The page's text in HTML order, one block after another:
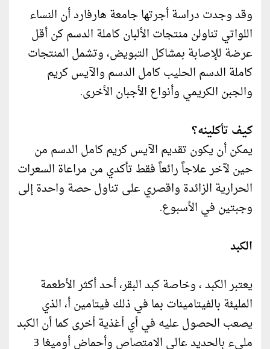
وقد وجدت دراسة أجرتها جامعة هارفارد أن النساء
اللواتي تناولن منتجات الألبان كاملة الدسم كن أقل
عرضة للإصابة بمشاكل التبويض، وتشمل المنتجات
كاملة الدسم الحليب كامل الدسم والآيس كريم
والجبن الكريمي وأنواع الأجبان الأخرى.
كيف تأكلينه؟
يمكن أن يكون تقديم الآيس كريم كامل الدسم من
حين لآخر علاجاً رائعاً فقط تأكدي من مراعاة السعرات
الحرارية الزائدة واقصري على تناول حصة واحدة إلى
وجبتين في الأسبوع.
الكبد
يعتبر الكبد ، وخاصة كبد البقر، أحد أكثر الأطعمة
المليئة بالفيتامينات بما في ذلك فيتامين أ، الذي
يصعب الحصول عليه في أي أغذية أخرى كما أن الكبد
مليء بالحديد عالي الامتصاص وأحماض أوميغا 3